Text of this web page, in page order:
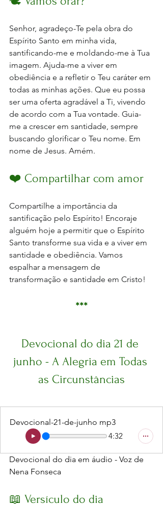
Senhor, agradeço-Te pela obra do
Espírito Santo em minha vida,
santificando-me e moldando-me à Tua
imagem. Ajuda-me a viver em
obediência e a refletir o Teu caráter em
todas as minhas ações. Que eu possa
ser uma oferta agradável a Ti, vivendo
de acordo com a Tua vontade. Guia-
me a crescer em santidade, sempre
buscando glorificar o Teu nome. Em
nome de Jesus. Amém.
❤️ Compartilhar com amor
Compartilhe a importância da
santificação pelo Espírito! Encoraje
alguém hoje a permitir que o Espírito
Santo transforme sua vida e a viver em
santidade e obediência. Vamos
espalhar a mensagem de
transformação e santidade em Cristo!
***
Devocional do dia 21 de
junho - A Alegria em Todas
as Circunstâncias
Devocional-21-de-junho mp3
4:32
Devocional do dia em áudio - Voz de
Nena Fonseca
📖 Versículo do dia